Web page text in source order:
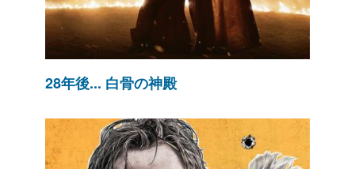
28年後... 白骨の神殿